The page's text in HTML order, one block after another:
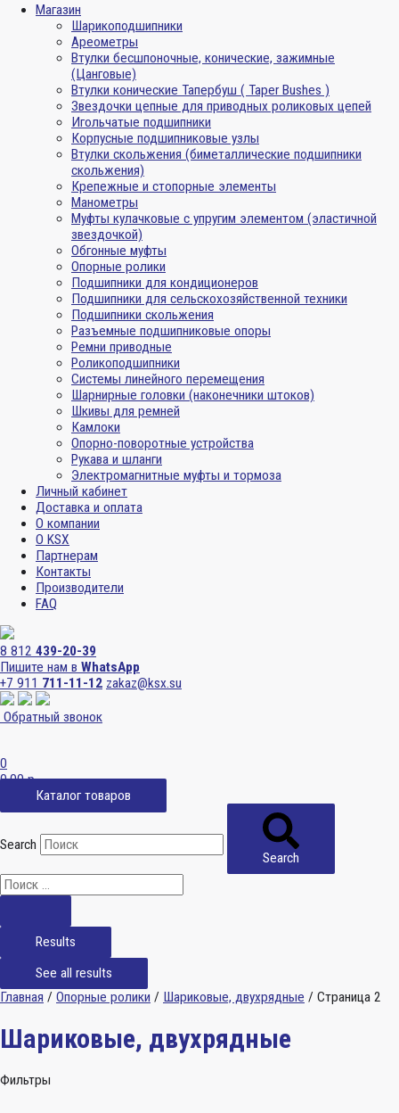
Магазин
Шарикоподшипники
Ареометры
Втулки бесшпоночные, конические, зажимные
(Цанговые)
Втулки конические Тапербуш ( Taper Bushes )
Звездочки цепные для приводных роликовых цепей
Игольчатые подшипники
Корпусные подшипниковые узлы
Втулки скольжения (биметаллические подшипники
скольжения)
Крепежные и стопорные элементы
Манометры
Муфты кулачковые с упругим элементом (эластичной
звездочкой)
Обгонные муфты
Опорные ролики
Подшипники для кондиционеров
Подшипники для сельскохозяйственной техники
Подшипники скольжения
Разъемные подшипниковые опоры
Ремни приводные
Роликоподшипники
Системы линейного перемещения
Шарнирные головки (наконечники штоков)
Шкивы для ремней
Камлоки
Опорно-поворотные устройства
Рукава и шланги
Электромагнитные муфты и тормоза
Личный кабинет
Доставка и оплата
О компании
О KSX
Партнерам
Контакты
Производители
FAQ
8 812 439-20-39
Пишите нам в WhatsApp
+7 911 711-11-12 zakaz@ksx.su
Обратный звонок
0
0,00р.
Каталог товаров
Search
Search
Results
See all results
Главная / Опорные ролики / Шариковые, двухрядные / Страница 2
Шариковые, двухрядные
Фильтры